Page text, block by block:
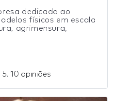
dedicada ao
físicos em escala
agrimensura,
10 opiniões